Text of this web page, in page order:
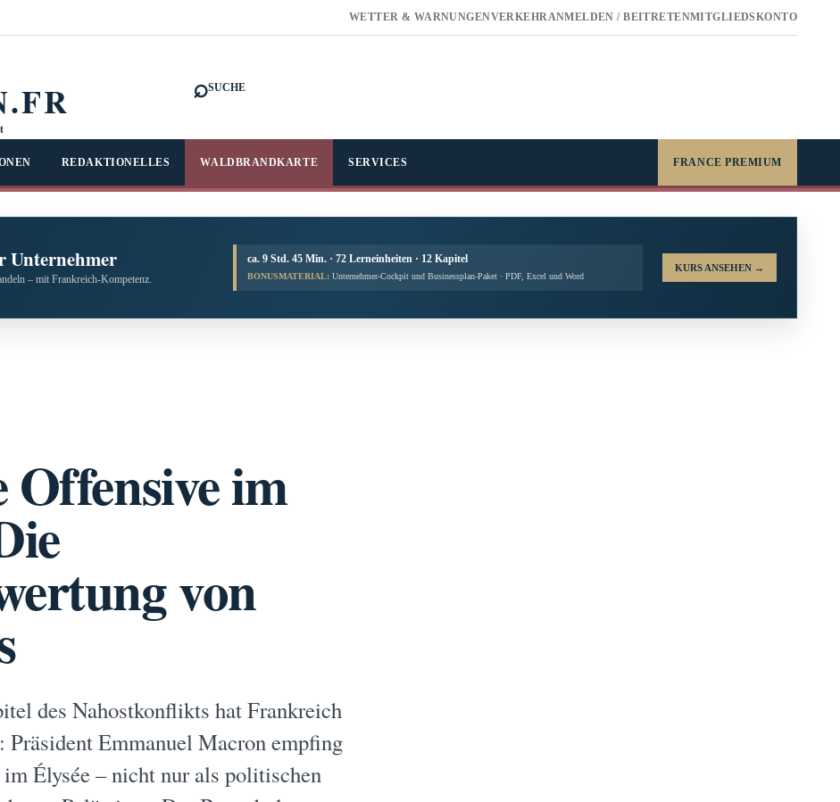
WETTER & WARNUNGENVERKEHRANMELDEN / BEITRETENMITGLIEDSKONTO
⌕SUCHE
REDAKTIONELLES WALDBRANDKARTE SERVICES FRANCE PREMIUM
Unternehmer
– mit Frankreich-Kompetenz.
ca. 9 Std. 45 Min. · 72 Lerneinheiten · 12 Kapitel
BONUSMATERIAL: Unternehmer-Cockpit und Businessplan-Paket · PDF, Excel und Word
KURS ANSEHEN →
im
von
des Nahostkonflikts hat Frankreich
Emmanuel Macron empfing
Élysée – nicht nur als politischen